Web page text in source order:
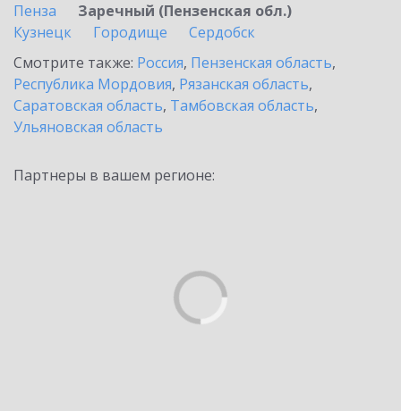
Пенза
Заречный (Пензенская обл.)
Кузнецк
Городище
Сердобск
Смотрите также: Россия, Пензенская область,
Республика Мордовия, Рязанская область,
Саратовская область, Тамбовская область,
Ульяновская область
Партнеры в вашем регионе: